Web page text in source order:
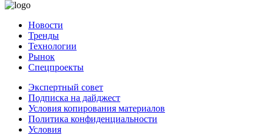
Новости
Тренды
Технологии
Рынок
Спецпроекты
Экспертный совет
Подписка на дайджест
Условия копирования материалов
Политика конфиденциальности
Условия